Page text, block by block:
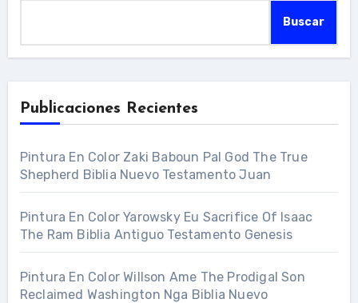
Buscar
Publicaciones Recientes
Pintura En Color Zaki Baboun Pal God The True
Shepherd Biblia Nuevo Testamento Juan
Pintura En Color Yarowsky Eu Sacrifice Of Isaac
The Ram Biblia Antiguo Testamento Genesis
Pintura En Color Willson Ame The Prodigal Son
Reclaimed Washington Nga Biblia Nuevo